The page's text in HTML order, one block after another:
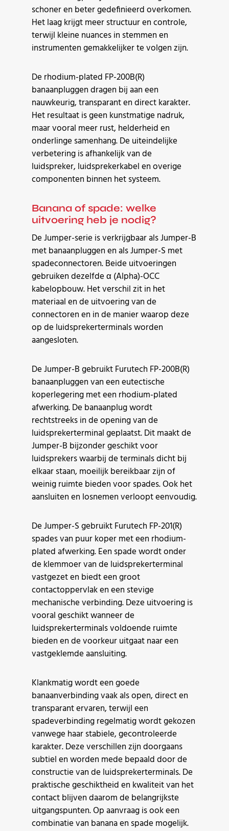
schoner en beter gedefinieerd overkomen.
Het laag krijgt meer structuur en controle,
terwijl kleine nuances in stemmen en
instrumenten gemakkelijker te volgen zijn.
De rhodium-plated FP-200B(R)
banaanpluggen dragen bij aan een
nauwkeurig, transparant en direct karakter.
Het resultaat is geen kunstmatige nadruk,
maar vooral meer rust, helderheid en
onderlinge samenhang. De uiteindelijke
verbetering is afhankelijk van de
luidspreker, luidsprekerkabel en overige
componenten binnen het systeem.
Banana of spade: welke
uitvoering heb je nodig?
De Jumper-serie is verkrijgbaar als Jumper-B
met banaanpluggen en als Jumper-S met
spadeconnectoren. Beide uitvoeringen
gebruiken dezelfde α (Alpha)-OCC
kabelopbouw. Het verschil zit in het
materiaal en de uitvoering van de
connectoren en in de manier waarop deze
op de luidsprekerterminals worden
aangesloten.
De Jumper-B gebruikt Furutech FP-200B(R)
banaanpluggen van een eutectische
koperlegering met een rhodium-plated
afwerking. De banaanplug wordt
rechtstreeks in de opening van de
luidsprekerterminal geplaatst. Dit maakt de
Jumper-B bijzonder geschikt voor
luidsprekers waarbij de terminals dicht bij
elkaar staan, moeilijk bereikbaar zijn of
weinig ruimte bieden voor spades. Ook het
aansluiten en losnemen verloopt eenvoudig.
De Jumper-S gebruikt Furutech FP-201(R)
spades van puur koper met een rhodium-
plated afwerking. Een spade wordt onder
de klemmoer van de luidsprekerterminal
vastgezet en biedt een groot
contactoppervlak en een stevige
mechanische verbinding. Deze uitvoering is
vooral geschikt wanneer de
luidsprekerterminals voldoende ruimte
bieden en de voorkeur uitgaat naar een
vastgeklemde aansluiting.
Klankmatig wordt een goede
banaanverbinding vaak als open, direct en
transparant ervaren, terwijl een
spadeverbinding regelmatig wordt gekozen
vanwege haar stabiele, gecontroleerde
karakter. Deze verschillen zijn doorgaans
subtiel en worden mede bepaald door de
constructie van de luidsprekerterminals. De
praktische geschiktheid en kwaliteit van het
contact blijven daarom de belangrijkste
uitgangspunten. Op aanvraag is ook een
combinatie van banana en spade mogelijk.